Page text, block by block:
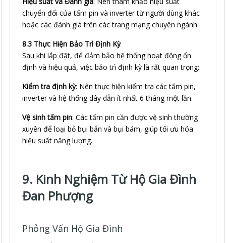
chuyển đổi của tấm pin và inverter từ người dùng khác
hoặc các đánh giá trên các trang mạng chuyên ngành.
8.3 Thực Hiện Bảo Trì Định Kỳ
Sau khi lắp đặt, để đảm bảo hệ thống hoạt động ổn
định và hiệu quả, việc bảo trì định kỳ là rất quan trọng:
Kiểm tra định kỳ: Nên thực hiện kiểm tra các tấm pin,
inverter và hệ thống dây dẫn ít nhất 6 tháng một lần.
Vệ sinh tấm pin: Các tấm pin cần được vệ sinh thường
xuyên để loại bỏ bụi bẩn và bụi bám, giúp tối ưu hóa
hiệu suất năng lượng.
9. Kinh Nghiệm Từ Hộ Gia Đình
Đan Phượng
Phỏng Vấn Hộ Gia Đình